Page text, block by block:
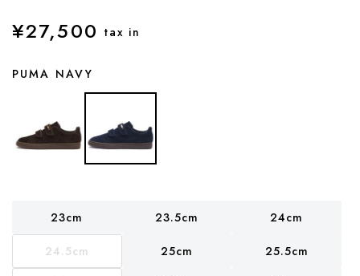
¥27,500 tax in
PUMA NAVY
23cm 23.5cm 24cm
24.5cm 25cm 25.5cm